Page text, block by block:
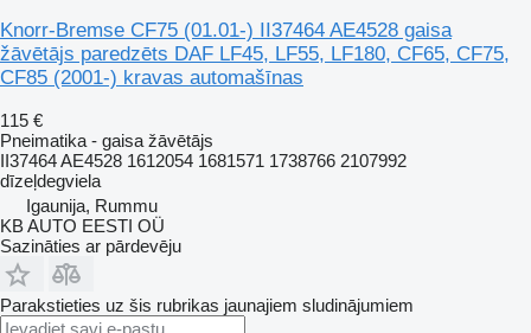
Knorr-Bremse CF75 (01.01-) II37464 AE4528 gaisa
žāvētājs paredzēts DAF LF45, LF55, LF180, CF65, CF75,
CF85 (2001-) kravas automašīnas
115 €
Pneimatika - gaisa žāvētājs
II37464 AE4528 1612054 1681571 1738766 2107992
dīzeļdegviela
Igaunija, Rummu
KB AUTO EESTI OÜ
Sazināties ar pārdevēju
Parakstieties uz šis rubrikas jaunajiem sludinājumiem